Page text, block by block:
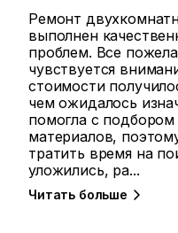
Ремонт
выполнен
проблем. Все
чувствуется
стоимости
чем ожидалось
помогла с
материалов,
тратить время на
уложились, ра...
Читать больше